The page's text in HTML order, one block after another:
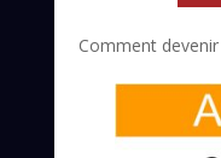
Comment